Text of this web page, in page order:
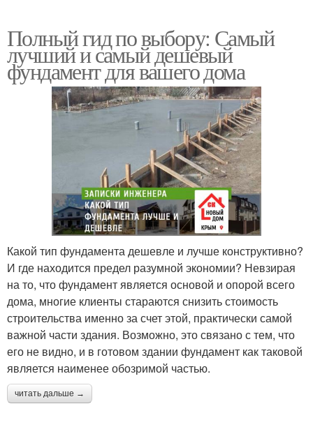
Полный гид по выбору: Самый
лучший и самый дешевый
фундамент для вашего дома
Какой тип фундамента дешевле и лучше конструктивно?
И где находится предел разумной экономии? Невзирая
на то, что фундамент является основой и опорой всего
дома, многие клиенты стараются снизить стоимость
строительства именно за счет этой, практически самой
важной части здания. Возможно, это связано с тем, что
его не видно, и в готовом здании фундамент как таковой
является наименее обозримой частью.
читать дальше →